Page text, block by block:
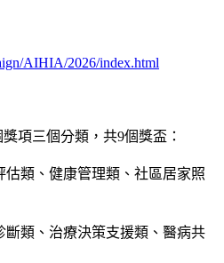
AIHIA/2026/index.html
項三個分類，共9個獎盃：
類、健康管理類、社區居家照
類、治療決策支援類、醫病共